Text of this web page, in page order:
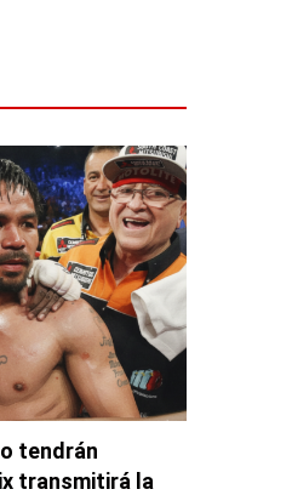
tendrán
transmitirá la